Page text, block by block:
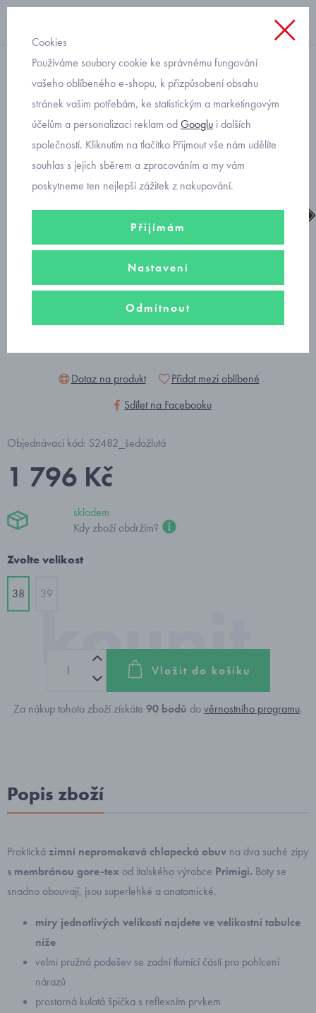
suchý zip chlapecké
zimní boty Gore-tex Primigi
2893800
Dotaz na produkt
Přidat mezi oblíbené
Sdílet na Facebooku
Objednávací kód: S2482_šedožlutá
1 796 Kč
skladem
Kdy zboží obdržím?
Zvolte velikost
38 39
Vložit do košíku
Za nákup tohoto zboží získáte 90 bodů dověrnostního programu.
Popis zboží
Praktická zimní nepromokavá chlapecká obuv na dva suché zipy
s membránou gore-tex od italského výrobce Primigi. Boty se
snadno obouvají, jsou superlehké a anatomické.
míry jednotlivých velikostí najdete ve velikostní tabulce
níže
velmi pružná podešev se zadní tlumící částí pro pohlcení
nárazů
prostorná kulatá špička s reflexním prvkem
Cookies
Používáme soubory cookie ke správnému fungování
vašeho oblíbeného e-shopu, k přizpůsobení obsahu
stránek vašim potřebám, ke statistickým a marketingovým
účelům a personalizaci reklam odGooglu i dalších
společností. Kliknutím na tlačítko Přijmout vše nám udělíte
souhlas s jejich sběrem a zpracováním a my vám
poskytneme ten nejlepší zážitek z nakupování.
Přijímám
Nastavení
Odmítnout